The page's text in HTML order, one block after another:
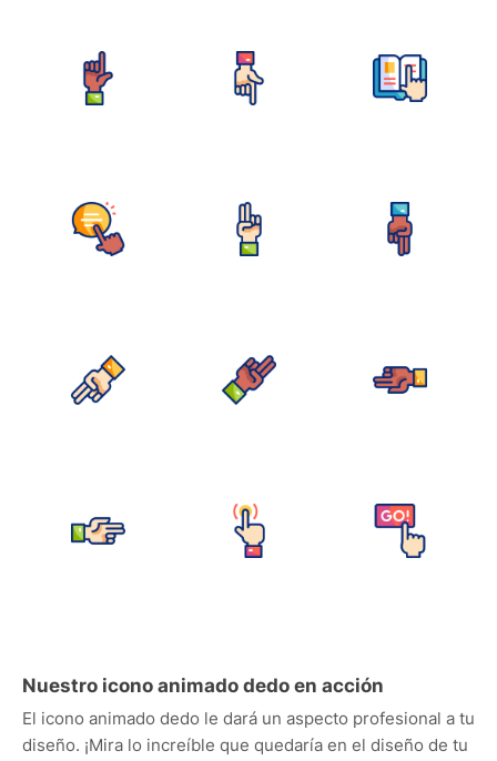
Nuestro icono animado dedo en acción
El icono animado dedo le dará un aspecto profesional a tu
diseño. ¡Mira lo increíble que quedaría en el diseño de tu